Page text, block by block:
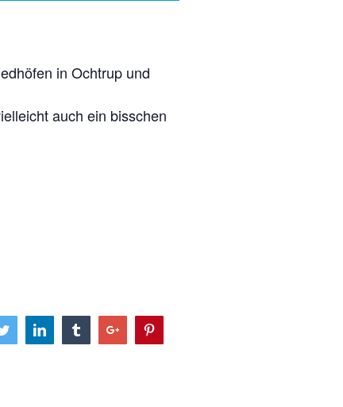
in Ochtrup und
auch ein bisschen
TwitterLinkedin TumblrGoogle+